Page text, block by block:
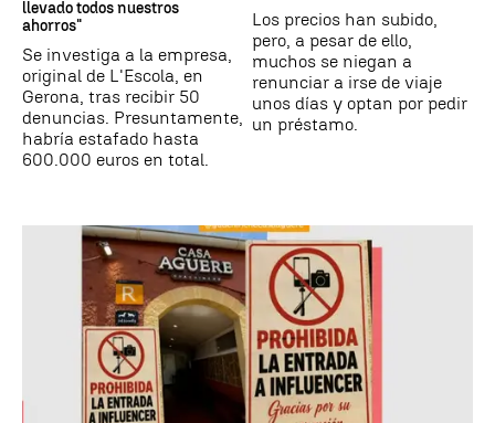
llevado todos nuestros
ahorros"
Se investiga a la empresa,
original de L'Escola, en
Gerona, tras recibir 50
denuncias. Presuntamente,
habría estafado hasta
600.000 euros en total.
Los precios han subido,
pero, a pesar de ello,
muchos se niegan a
renunciar a irse de viaje
unos días y optan por pedir
un préstamo.